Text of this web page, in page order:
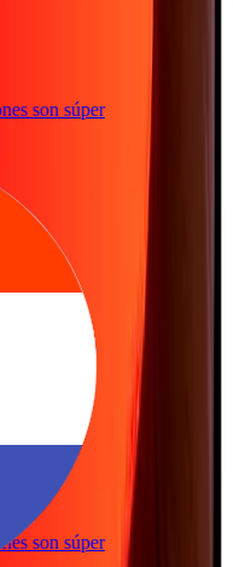
son súper
son súper